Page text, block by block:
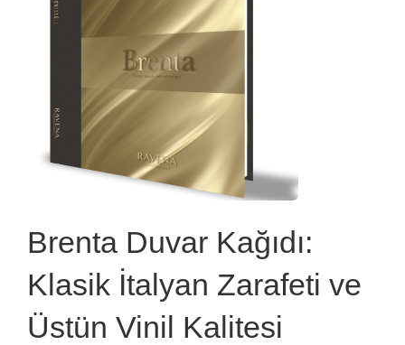
Brenta Duvar Kağıdı:
Klasik İtalyan Zarafeti ve
Üstün Vinil Kalitesi